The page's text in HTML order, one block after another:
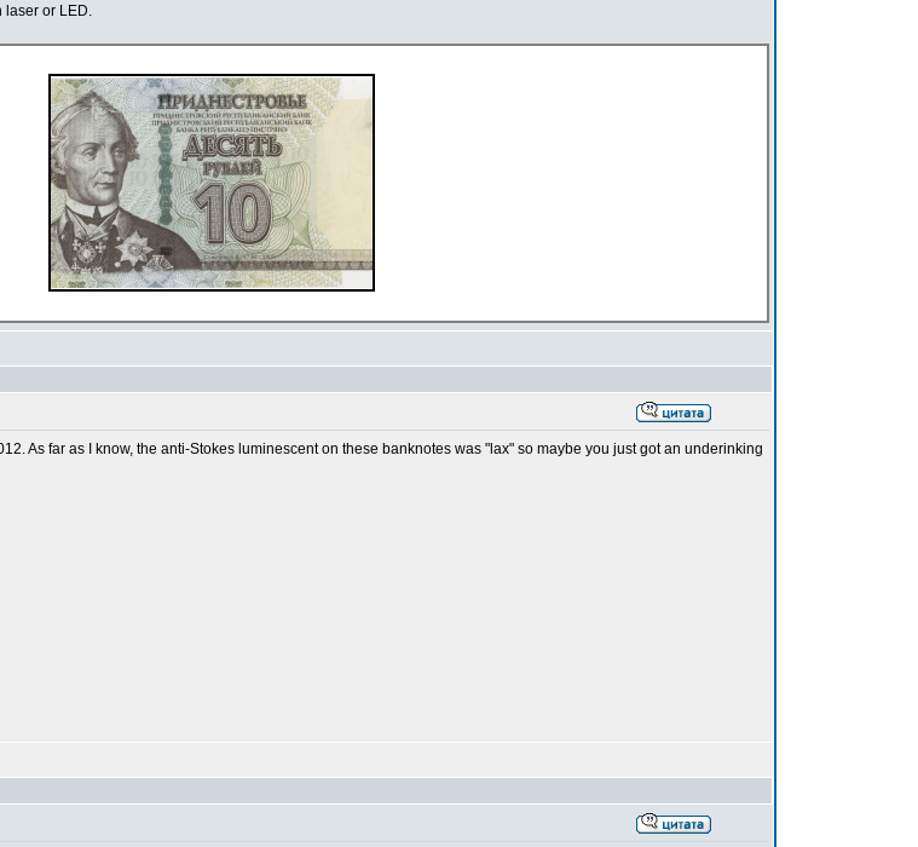
laser or LED.
As far as I know, the anti-Stokes luminescent on these banknotes was "lax" so maybe you just got an underinking